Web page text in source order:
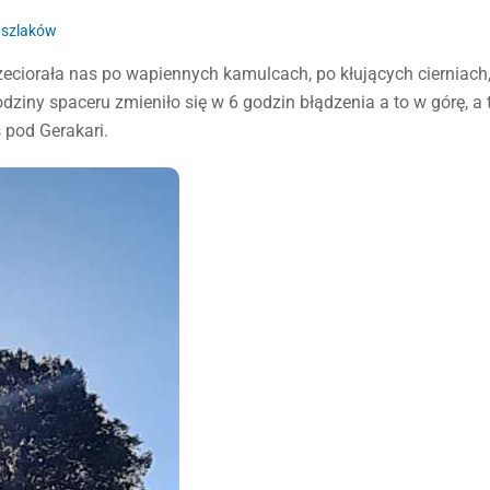
nas po wapiennych kamulcach, po kłujących cierniach,
spaceru zmieniło się w 6 godzin błądzenia a to w górę, a
Gerakari.